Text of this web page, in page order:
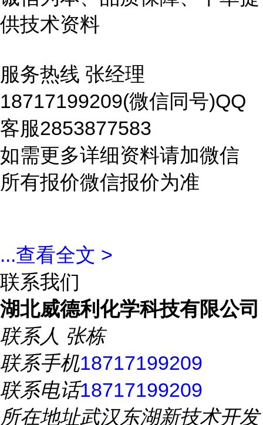
供技术资料
服务热线 张经理
18717199209(微信同号)QQ
客服2853877583
如需更多详细资料请加微信
所有报价微信报价为准
...查看全文 >
联系我们
湖北威德利化学科技有限公司
联系人 张栋
联系手机18717199209
联系电话18717199209
所在地址武汉东湖新技术开发